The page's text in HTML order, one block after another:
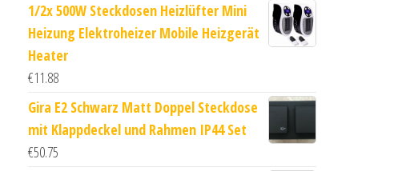
1/2x 500W Steckdosen Heizlüfter Mini
Heizung Elektroheizer Mobile Heizgerät
Heater
€11.88
Gira E2 Schwarz Matt Doppel Steckdose
mit Klappdeckel und Rahmen IP44 Set
€50.75